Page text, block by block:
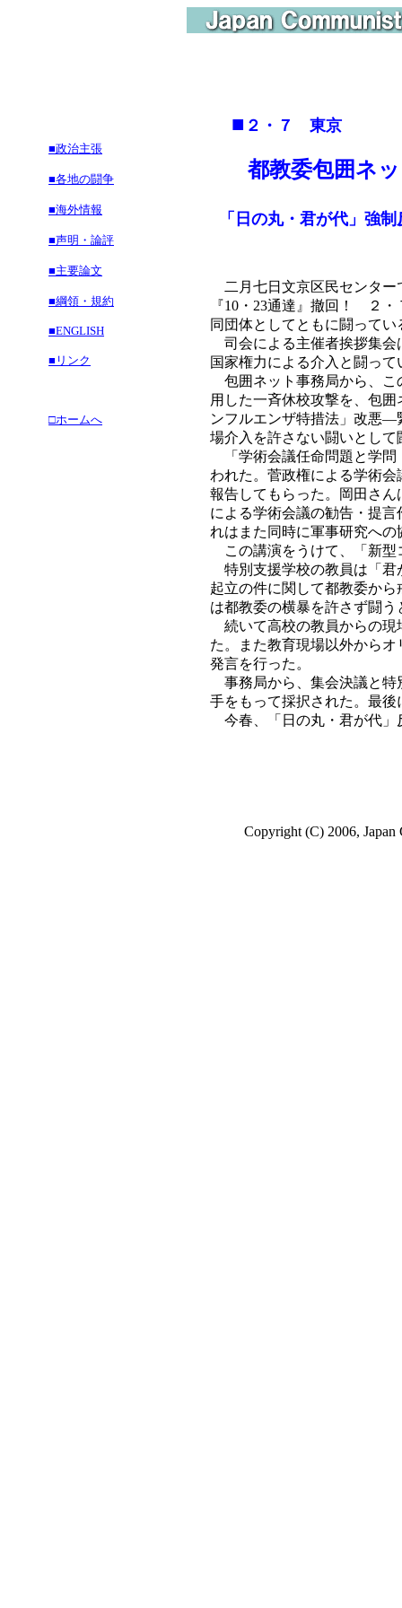
■政治主張
■各地の闘争
■海外情報
■声明・論評
■主要論文
■綱領・規約
■ENGLISH
■リンク
□ホームへ
■ ２・７ 東京
都教委包囲ネ
「日の丸・君が代」強制
二月七日文京区民センタ
『10・23通達』撤回！ ２
同団体としてともに闘ってい
司会による主催者挨拶集会
国家権力による介入と闘っ
包囲ネット事務局から、こ
用した一斉休校攻撃を、包
ンフルエンザ特措法」改悪―
場介入を許さない闘いとし
「学術会議任命問題と学問
われた。菅政権による学術
報告してもらった。岡田さ
による学術会議の勧告・提
れはまた同時に軍事研究へ
この講演をうけて、「新型
特別支援学校の教員は「君
起立の件に関して都教委か
は都教委の横暴を許さず闘
続いて高校の教員からの現
た。また教育現場以外から
発言を行った。
事務局から、集会決議と特
手をもって採択された。最
今春、「日の丸・君が代
Copyright (C) 2006, Japan